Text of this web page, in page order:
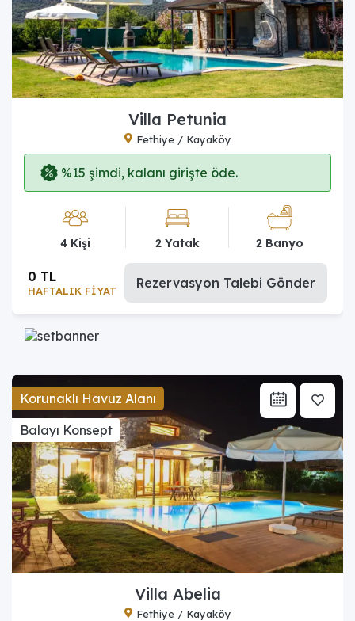
Villa Petunia
Fethiye / Kayaköy
%15 şimdi, kalanı girişte öde.
4 Kişi 2 Yatak 2 Banyo
HAFTALIK FİYAT
0 TL Rezervasyon Talebi Gönder
Korunaklı Havuz Alanı
Balayı Konsept
Villa Abelia
Fethiye / Kayaköy